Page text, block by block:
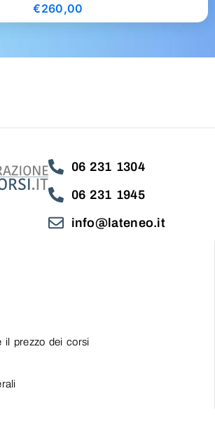
€260,00
06 231 1304
06 231 1945
info@lateneo.it
il prezzo dei corsi